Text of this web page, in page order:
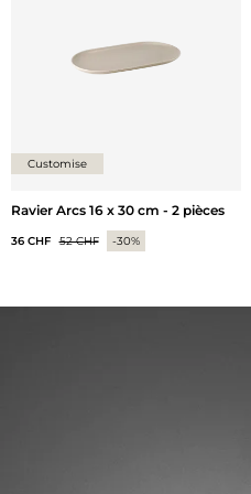
Customise
Ravier Arcs 16 x 30 cm - 2 pièces
36 CHF 52 CHF -30%